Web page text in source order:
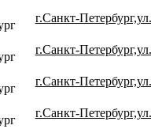
г.Санкт-
г.Санкт-
г.Санкт-
г.Санкт-